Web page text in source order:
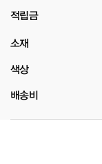
적립금
소재
색상
배송비